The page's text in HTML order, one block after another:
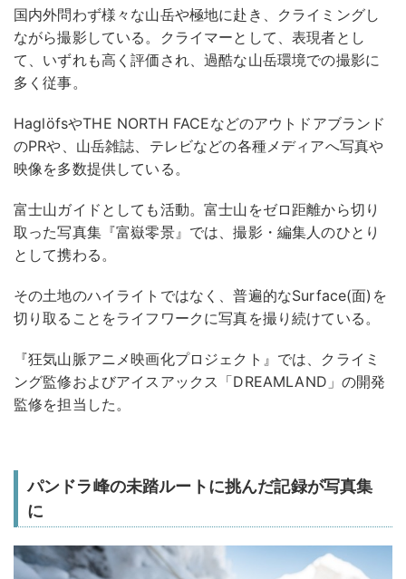
国内外問わず様々な山岳や極地に赴き、クライミングし
ながら撮影している。クライマーとして、表現者とし
て、いずれも高く評価され、過酷な山岳環境での撮影に
多く従事。
HaglöfsやTHE NORTH FACEなどのアウトドアブランド
のPRや、山岳雑誌、テレビなどの各種メディアへ写真や
映像を多数提供している。
富士山ガイドとしても活動。富士山をゼロ距離から切り
取った写真集『富嶽零景』では、撮影・編集人のひとり
として携わる。
その土地のハイライトではなく、普遍的なSurface(面)を
切り取ることをライフワークに写真を撮り続けている。
『狂気山脈アニメ映画化プロジェクト』では、クライミ
ング監修およびアイスアックス「DREAMLAND」の開発
監修を担当した。
パンドラ峰の未踏ルートに挑んだ記録が写真集
に